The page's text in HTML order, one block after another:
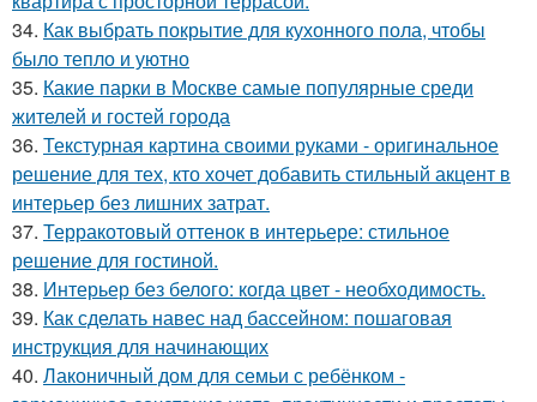
34. Как выбрать покрытие для кухонного пола, чтобы
было тепло и уютно
35. Какие парки в Москве самые популярные среди
жителей и гостей города
36. Текстурная картина своими руками - оригинальное
решение для тех, кто хочет добавить стильный акцент в
интерьер без лишних затрат.
37. Терракотовый оттенок в интерьере: стильное
решение для гостиной.
38. Интерьер без белого: когда цвет - необходимость.
39. Как сделать навес над бассейном: пошаговая
инструкция для начинающих
40. Лаконичный дом для семьи с ребёнком -